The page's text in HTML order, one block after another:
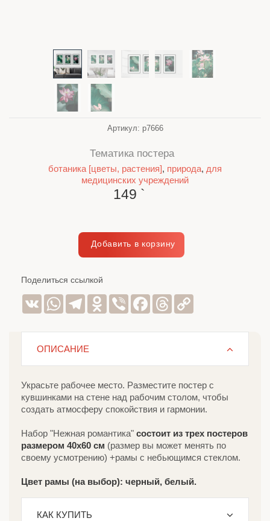
Артикул: p7666
Тематика постера
ботаника [цветы, растения], природа, для
медицинских учреждений
149 `
Поделиться ссылкой
VK WhatsAppTelegramOdnoklassniki
Viber Facebook
Threads
ОПИСАНИЕ
Украсьте рабочее место. Разместите постер с
кувшинками на стене над рабочим столом, чтобы
создать атмосферу спокойствия и гармонии.
Набор "Нежная романтика" состоит из трех постеров
размером 40х60 см (размер вы может менять по
своему усмотрению) +рамы с небьющимся стеклом.
Цвет рамы (на выбор): черный, белый.
КАК КУПИТЬ